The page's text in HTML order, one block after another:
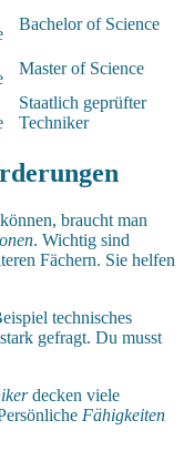
Bachelor of Science
Master of Science
Staatlich geprüfter
Techniker
braucht man
. Wichtig sind
Fächern. Sie helfen
technisches
gefragt. Du musst
decken viele
Fähigkeiten